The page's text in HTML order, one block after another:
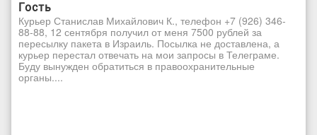
Гость
Курьер Станислав Михайлович К., телефон +7 (926) 346-
88-88, 12 сентября получил от меня 7500 рублей за
пересылку пакета в Израиль. Посылка не доставлена, а
курьер перестал отвечать на мои запросы в Телеграме.
Буду вынужден обратиться в правоохранительные
органы....